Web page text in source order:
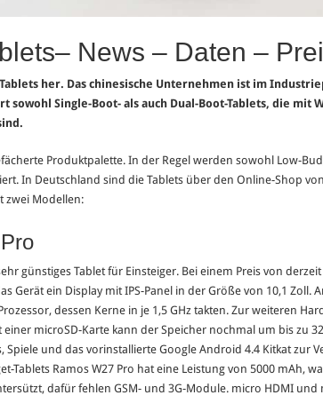
News – Daten –
her. Das chinesische Unternehmen ist im
sowohl Single-Boot- als auch Dual-Boot-Tablets, die mit
Produktpalette. In der Regel werden sowohl Low-
In Deutschland sind die Tablets über den Online-Shop
zwei Modellen:
günstiges Tablet für Einsteiger. Bei einem Preis von
Gerät ein Display mit IPS-Panel in der Größe von 10,1 Zoll.
dessen Kerne in je 1,5 GHz takten. Zur weiteren
einer microSD-Karte kann der Speicher nochmal um bis zu
Spiele und das vorinstallierte Google Android 4.4 Kitkat zur
Tablets Ramos W27 Pro hat eine Leistung von 5000 mAh,
dafür fehlen GSM- und 3G-Module. micro HDMI und